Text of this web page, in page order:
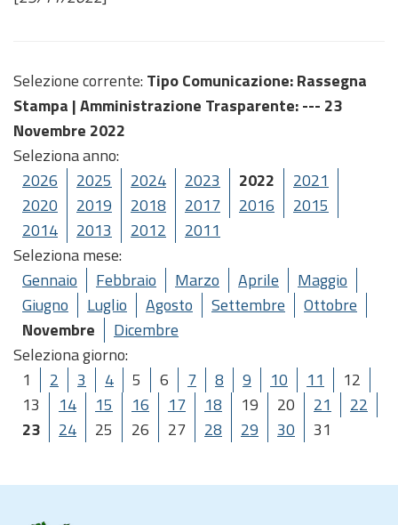
Selezione corrente: Tipo Comunicazione: Rassegna
Stampa |Amministrazione Trasparente: --- 23
Novembre 2022
Seleziona anno:
2026
2025 2024 2023 2022
2021
2020
2019 2018 2017 2016
2015
2014
2013 2012
2011
Seleziona mese:
Gennaio
Febbraio Marzo Aprile
Maggio
Giugno
Luglio Agosto Settembre
Ottobre
Novembre
Dicembre
Seleziona giorno:
1
2 3 4 5 6 7 8 9 10 11
12
13
14 15 16 17 18 19 20 21
22
23
24 25 26 27 28 29 30 31